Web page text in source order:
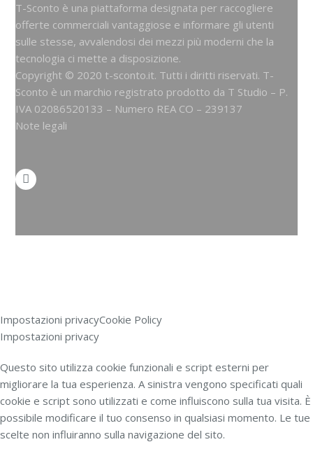
T-Sconto è una piattaforma designata per raccogliere
offerte commerciali vantaggiose e informare gli utenti
sulle stesse, avvalendosi dei mezzi più moderni che la
tecnologia ci mette a disposizione.
Copyright © 2020 t-sconto.it. Tutti i diritti riservati. T-
Sconto è un marchio registrato prodotto da T Studio – P.
IVA 02086520133 – Numero REA CO – 239137
Note legali
Impostazioni privacyCookie Policy
Impostazioni privacy
Questo sito utilizza cookie funzionali e script esterni per
migliorare la tua esperienza. A sinistra vengono specificati quali
cookie e script sono utilizzati e come influiscono sulla tua visita. È
possibile modificare il tuo consenso in qualsiasi momento. Le tue
scelte non influiranno sulla navigazione del sito.